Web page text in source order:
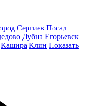
Сергиев Посад
Дубна Егорьевск
Кашира Клин Показать